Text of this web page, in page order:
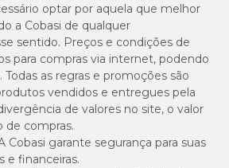
optar por aquela que melhor
a Cobasi de qualquer
sentido. Preços e condições de
para compras via internet, podendo
Todas as regras e promoções são
vendidos e entregues pela
de valores no site, o valor
de compras.
Cobasi garante segurança para suas
e financeiras.